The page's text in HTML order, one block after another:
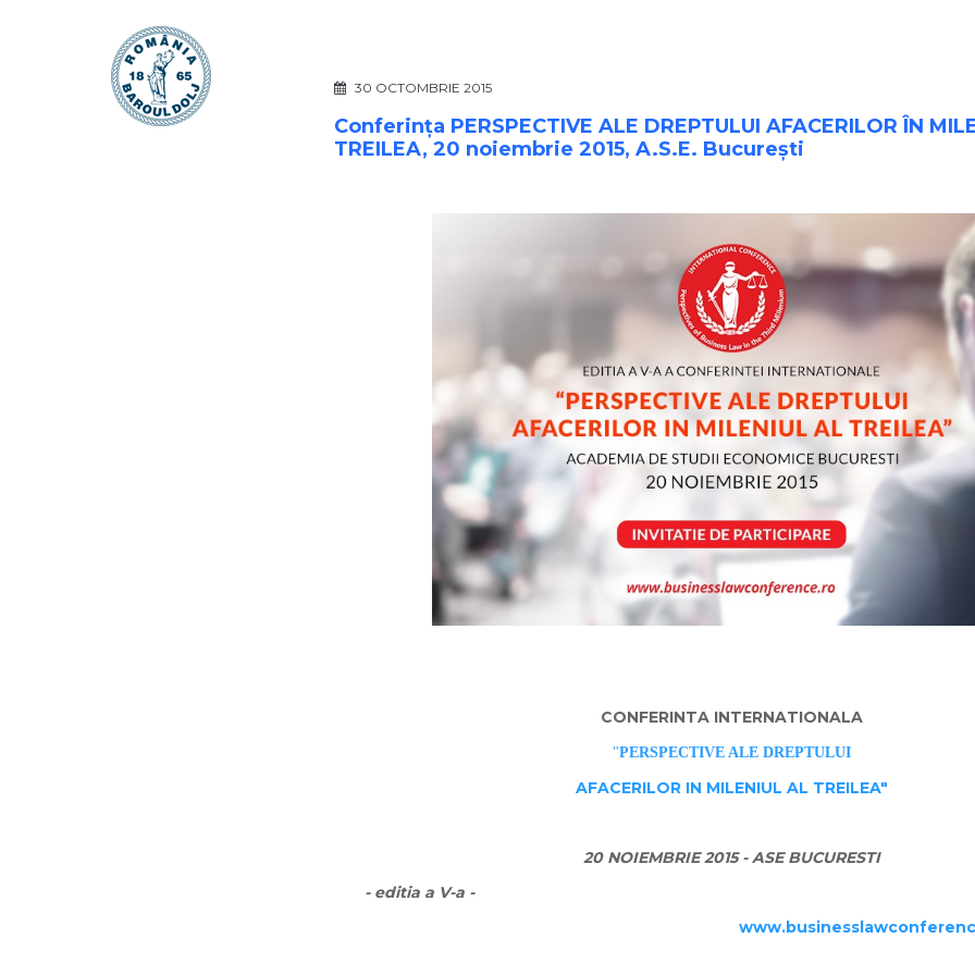
30 OCTOMBRIE 2015
Conferința PERSPECTIVE ALE DREPTULUI AFACERILOR ÎN
TREILEA, 20 noiembrie 2015, A.S.E. București
CONFERINTA INTERNATIONALA
"PERSPECTIVE ALE DREPTULUI
AFACERILOR IN MILENIUL AL TREILEA"
20 NOIEMBRIE 2015 - ASE BUCURESTI
- editia a V-a -